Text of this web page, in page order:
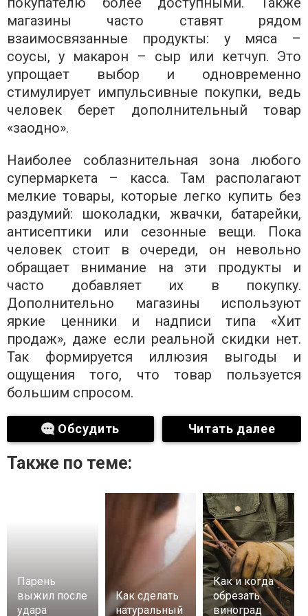
магазины часто ставят рядом
взаимосвязанные продукты: у мяса –
соусы, у макарон – сыр или кетчуп. Это
упрощает выбор и одновременно
стимулирует импульсивные покупки, ведь
человек берет дополнительный товар
«заодно».
Наиболее соблазнительная зона любого
супермаркета – касса. Там располагают
мелкие товары, которые легко купить без
раздумий: шоколадки, жвачки, батарейки,
антисептики или сезонные вещи. Пока
человек стоит в очереди, он невольно
обращает внимание на эти продукты и
часто добавляет их в покупку.
Дополнительно магазины используют
яркие ценники и надписи типа «Хит
продаж», даже если реальной скидки нет.
Так формируется иллюзия выгоды и
ощущения того, что товар пользуется
большим спросом.
Обсудить Читать далее
Также по теме:
Парень
выжил после
удара
Как сделать
натуральный
Как и когда
обрезать
виноград